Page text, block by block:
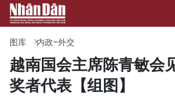
首页
图库 内政-外交
越南国会主席陈青敏会
奖者代表【组图】